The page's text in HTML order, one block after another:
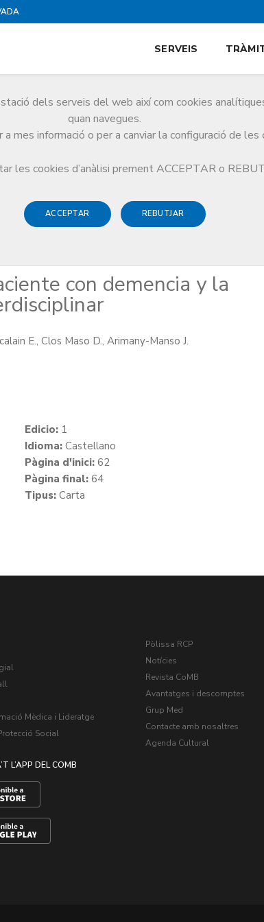
dels serveis del web així com cookies
quan navegues.
a mes informació o per a canviar la configuració de les
les cookies d’anàlisi prement ACCEPTAR o
ACCEPTAR REBUTJAR
SERVEIS
con demencia y la necesidad de colaboración
con demencia y la
E., Clos Maso D., Arimany-Manso J.
Edicio:1
Idioma:Castellano
Pàgina d'inici:62
Pàgina final:64
Tipus:Carta
Mèdica i Lideratge
Social
L’APP DEL COMB
Pòlissa RCP
Notícies
Revista CoMB
Avantatges i descomptes
Grup Med
Contacte amb nosaltres
Agenda Cultural